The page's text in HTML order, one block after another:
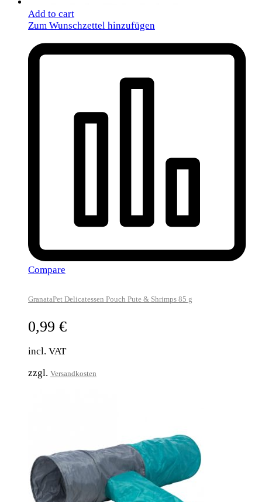
Add to cart
Zum Wunschzettel hinzufügen
Compare
GranataPet Delicatessen Pouch Pute & Shrimps 85 g
0,99 €
incl. VAT
zzgl. Versandkosten